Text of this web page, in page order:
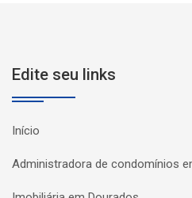
Edite seu links
Início
Administradora de condomínios